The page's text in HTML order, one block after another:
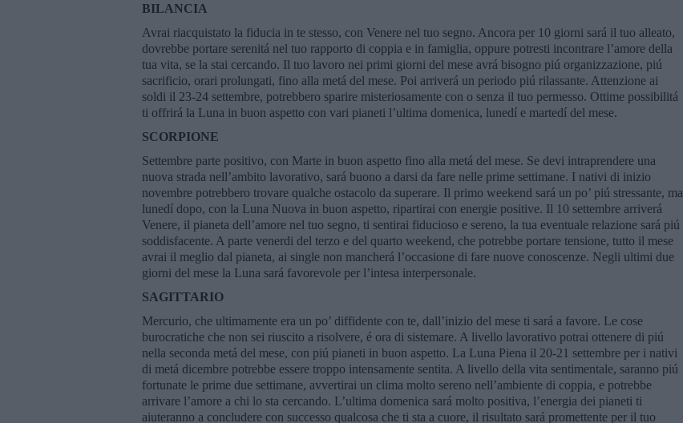
BILANCIA
Avrai riacquistato la fiducia in te stesso, con Venere nel tuo segno. Ancora per 10 giorni sará il tuo alleato,
dovrebbe portare serenitá nel tuo rapporto di coppia e in famiglia, oppure potresti incontrare l’amore della
tua vita, se la stai cercando. Il tuo lavoro nei primi giorni del mese avrá bisogno piú organizzazione, piú
sacrificio, orari prolungati, fino alla metá del mese. Poi arriverá un periodo piú rilassante. Attenzione ai
soldi il 23-24 settembre, potrebbero sparire misteriosamente con o senza il tuo permesso. Ottime possibilitá
ti offrirá la Luna in buon aspetto con vari pianeti l’ultima domenica, lunedí e martedí del mese.
SCORPIONE
Settembre parte positivo, con Marte in buon aspetto fino alla metá del mese. Se devi intraprendere una
nuova strada nell’ambito lavorativo, sará buono a darsi da fare nelle prime settimane. I nativi di inizio
novembre potrebbero trovare qualche ostacolo da superare. Il primo weekend sará un po’ piú stressante, ma
lunedí dopo, con la Luna Nuova in buon aspetto, ripartirai con energie positive. Il 10 settembre arriverá
Venere, il pianeta dell’amore nel tuo segno, ti sentirai fiducioso e sereno, la tua eventuale relazione sará piú
soddisfacente. A parte venerdi del terzo e del quarto weekend, che potrebbe portare tensione, tutto il mese
avrai il meglio dal pianeta, ai single non mancherá l’occasione di fare nuove conoscenze. Negli ultimi due
giorni del mese la Luna sará favorevole per l’intesa interpersonale.
SAGITTARIO
Mercurio, che ultimamente era un po’ diffidente con te, dall’inizio del mese ti sará a favore. Le cose
burocratiche che non sei riuscito a risolvere, é ora di sistemare. A livello lavorativo potrai ottenere di piú
nella seconda metá del mese, con piú pianeti in buon aspetto. La Luna Piena il 20-21 settembre per i nativi
di metá dicembre potrebbe essere troppo intensamente sentita. A livello della vita sentimentale, saranno piú
fortunate le prime due settimane, avvertirai un clima molto sereno nell’ambiente di coppia, e potrebbe
arrivare l’amore a chi lo sta cercando. L’ultima domenica sará molto positiva, l’energia dei pianeti ti
aiuteranno a concludere con successo qualcosa che ti sta a cuore, il risultato sará promettente per il tuo